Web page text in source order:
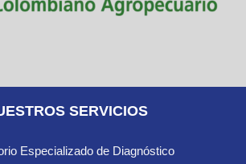
SERVICIOS
Especializado de Diagnóstico